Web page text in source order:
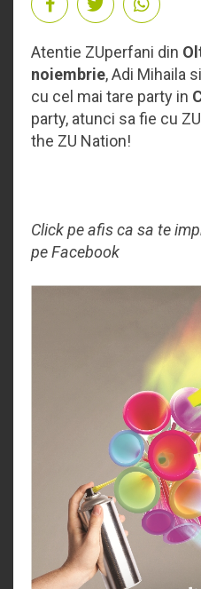
Atentie ZUperfani din
noiembrie, Adi Mihaila
cu cel mai tare party in
party, atunci sa fie cu
the ZU Nation!
Click pe afis ca sa te
pe Facebook